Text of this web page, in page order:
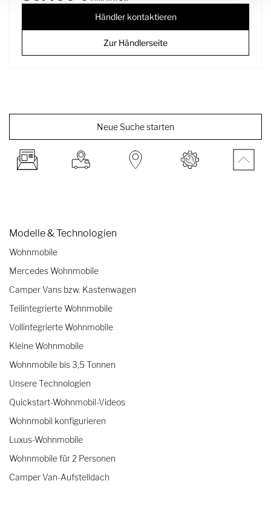
Händler kontaktieren
Zur Händlerseite
Neue Suche starten
Modelle & Technologien
Wohnmobile
Mercedes Wohnmobile
Camper Vans bzw. Kastenwagen
Teilintegrierte Wohnmobile
Vollintegrierte Wohnmobile
Kleine Wohnmobile
Wohnmobile bis 3,5 Tonnen
Unsere Technologien
Quickstart-Wohnmobil-Videos
Wohnmobil konfigurieren
Luxus-Wohnmobile
Wohnmobile für 2 Personen
Camper Van-Aufstelldach